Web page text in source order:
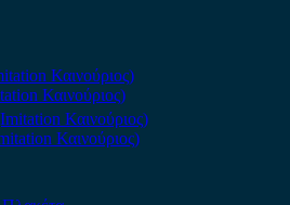
Καινούριος)
Καινούριος)